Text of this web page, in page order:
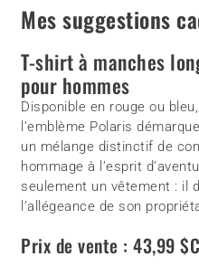
Mes suggestions
T-shirt à manches
pour hommes
Disponible en rouge ou
l’emblème Polaris
un mélange distinctif de
hommage à l’esprit
seulement un vêtement : il
l’allégeance de son
Prix de vente : 43,99